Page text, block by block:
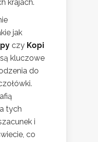
krajach.
jak
czy Kopi
kluczowe
do
tych
i
co